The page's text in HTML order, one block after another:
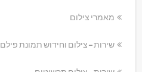
מאמרי צילום
שירות – צילום וחידוש תמונת פילם